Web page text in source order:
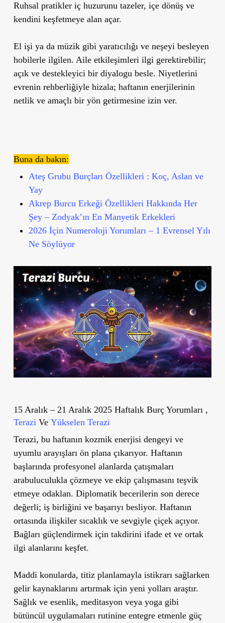
Ruhsal pratikler iç huzurunu tazeler, içe dönüş ve
kendini keşfetmeye alan açar.
El işi ya da müzik gibi yaratıcılığı ve neşeyi besleyen
hobilerle ilgilen. Aile etkileşimleri ilgi gerektirebilir;
açık ve destekleyici bir diyalogu besle. Niyetlerini
evrenin rehberliğiyle hizala; haftanın enerjilerinin
netlik ve amaçlı bir yön getirmesine izin ver.
Buna da bakın:
Ateş Grubu Burçları Özellikleri : Koç, Aslan ve
Yay
Akrep Burcu Erkeği Özellikleri Hakkında Her
Şey – Zodyak’ın En Manyetik Erkekleri
2026 İçin Numeroloji Yorumları – 1 Evrensel Yılı
Ne Söylüyor
15 Aralık – 21 Aralık 2025 Haftalık Burç Yorumları ,
Terazi Ve Yükselen Terazi
Terazi, bu haftanın kozmik enerjisi dengeyi ve
uyumlu arayışları ön plana çıkarıyor. Haftanın
başlarında profesyonel alanlarda çatışmaları
arabuluculukla çözmeye ve ekip çalışmasını teşvik
etmeye odaklan. Diplomatik becerilerin son derece
değerli; iş birliğini ve başarıyı besliyor. Haftanın
ortasında ilişkiler sıcaklık ve sevgiyle çiçek açıyor.
Bağları güçlendirmek için takdirini ifade et ve ortak
ilgi alanlarını keşfet.
Maddi konularda, titiz planlamayla istikrarı sağlarken
gelir kaynaklarını artırmak için yeni yolları araştır.
Sağlık ve esenlik, meditasyon veya yoga gibi
bütüncül uygulamaları rutinine entegre etmenle güç